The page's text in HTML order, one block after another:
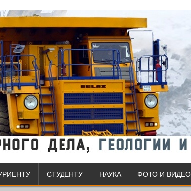
СТУДЕНТУ НАУКА ФОТО И ВИДЕО